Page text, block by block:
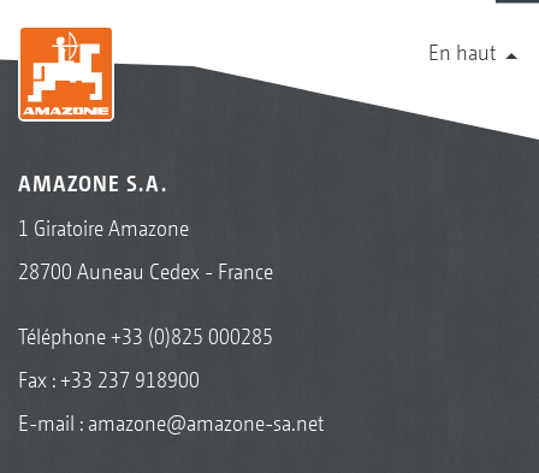
En haut
AMAZONE S.A.
1 Giratoire Amazone
28700 Auneau Cedex - France
Téléphone+33 (0)825 000285
Fax : +33 237 918900
E-mail : amazone@amazone-sa.net